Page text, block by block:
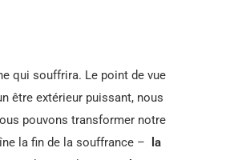
qui souffrira. Le point de vue
être extérieur puissant, nous
pouvons transformer notre
la fin de la souffrance –
la